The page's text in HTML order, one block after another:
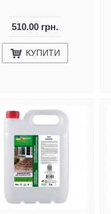
510.00 грн.
КУПИТИ